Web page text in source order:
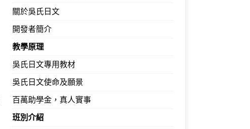
關於吳氏日文
開發者簡介
教學原理
吳氏日文專用教材
吳氏日文使命及願景
百萬助學金，真人實事
班別介紹